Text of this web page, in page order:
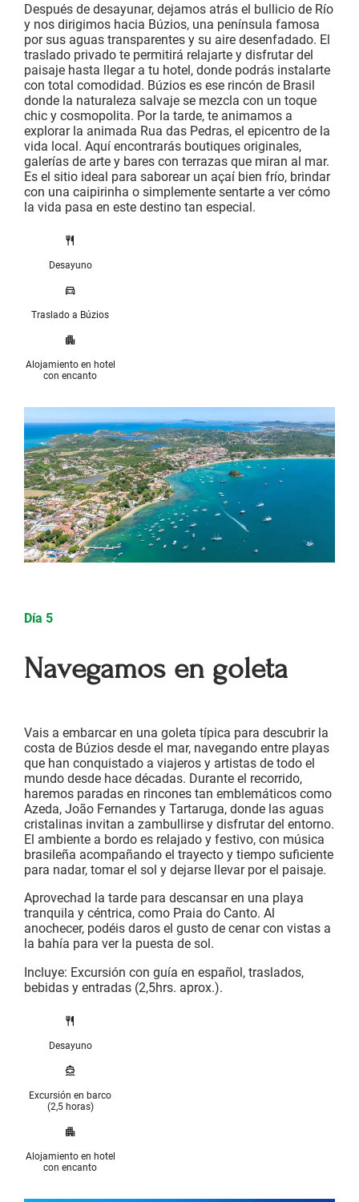
Después de desayunar, dejamos atrás el bullicio de Río
y nos dirigimos hacia Búzios, una península famosa
por sus aguas transparentes y su aire desenfadado. El
traslado privado te permitirá relajarte y disfrutar del
paisaje hasta llegar a tu hotel, donde podrás instalarte
con total comodidad. Búzios es ese rincón de Brasil
donde la naturaleza salvaje se mezcla con un toque
chic y cosmopolita. Por la tarde, te animamos a
explorar la animada Rua das Pedras, el epicentro de la
vida local. Aquí encontrarás boutiques originales,
galerías de arte y bares con terrazas que miran al mar.
Es el sitio ideal para saborear un açaí bien frío, brindar
con una caipirinha o simplemente sentarte a ver cómo
la vida pasa en este destino tan especial.
Desayuno
Traslado a Búzios
Alojamiento en hotel
con encanto
Día 5
Navegamos en goleta
Vais a embarcar en una goleta típica para descubrir la
costa de Búzios desde el mar, navegando entre playas
que han conquistado a viajeros y artistas de todo el
mundo desde hace décadas. Durante el recorrido,
haremos paradas en rincones tan emblemáticos como
Azeda, João Fernandes y Tartaruga, donde las aguas
cristalinas invitan a zambullirse y disfrutar del entorno.
El ambiente a bordo es relajado y festivo, con música
brasileña acompañando el trayecto y tiempo suficiente
para nadar, tomar el sol y dejarse llevar por el paisaje.
Aprovechad la tarde para descansar en una playa
tranquila y céntrica, como Praia do Canto. Al
anochecer, podéis daros el gusto de cenar con vistas a
la bahía para ver la puesta de sol.
Incluye: Excursión con guía en español, traslados,
bebidas y entradas (2,5hrs. aprox.).
Desayuno
Excursión en barco
(2,5 horas)
Alojamiento en hotel
con encanto